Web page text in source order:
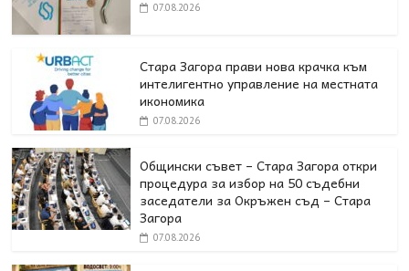
07.08.2026
Стара Загора прави нова крачка към
интелигентно управление на местната
икономика
07.08.2026
Общински съвет – Стара Загора откри
процедура за избор на 50 съдебни
заседатели за Окръжен съд – Стара
Загора
07.08.2026